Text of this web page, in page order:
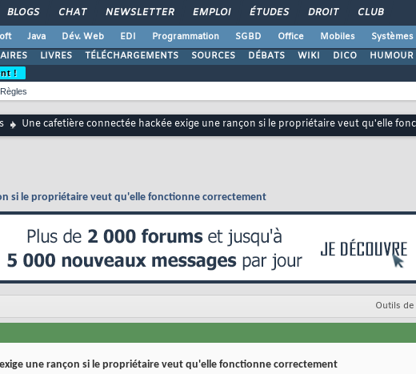
BLOGS CHAT NEWSLETTER EMPLOI ÉTUDES DROIT CLUB
Java Dév. Web EDI Programmation SGBD Office Mobiles
Systèmes
LIVRES TÉLÉCHARGEMENTS SOURCES DÉBATS WIKI DICO HUMOUR
!
Règles
Une cafetière connectée hackée exige une rançon si le propriétaire veut qu'elle
si le propriétaire veut qu'elle fonctionne correctement
Outils
une rançon si le propriétaire veut qu'elle fonctionne correctement